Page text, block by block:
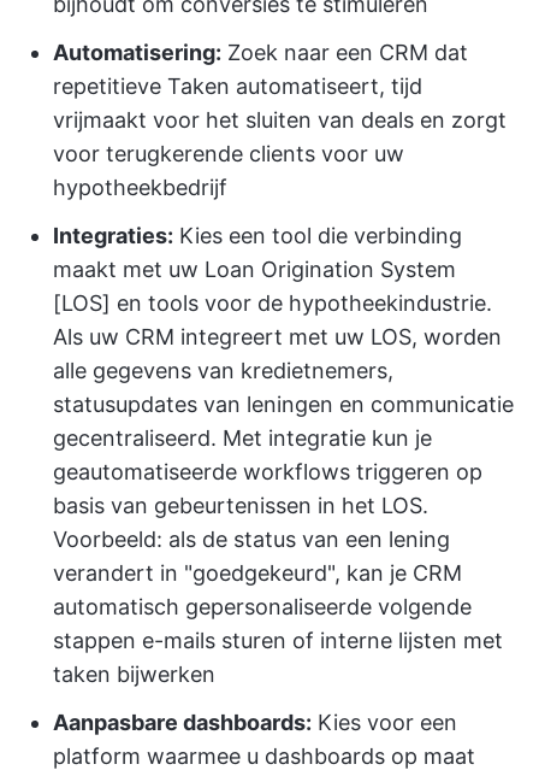
Automatisering: Zoek naar een CRM dat
repetitieve Taken automatiseert, tijd
vrijmaakt voor het sluiten van deals en zorgt
voor terugkerende clients voor uw
hypotheekbedrijf
Integraties: Kies een tool die verbinding
maakt met uw Loan Origination System
[LOS] en tools voor de hypotheekindustrie.
Als uw CRM integreert met uw LOS, worden
alle gegevens van kredietnemers,
statusupdates van leningen en communicatie
gecentraliseerd. Met integratie kun je
geautomatiseerde workflows triggeren op
basis van gebeurtenissen in het LOS.
Voorbeeld: als de status van een lening
verandert in "goedgekeurd", kan je CRM
automatisch gepersonaliseerde volgende
stappen e-mails sturen of interne lijsten met
taken bijwerken
Aanpasbare dashboards: Kies voor een
platform waarmee u dashboards op maat